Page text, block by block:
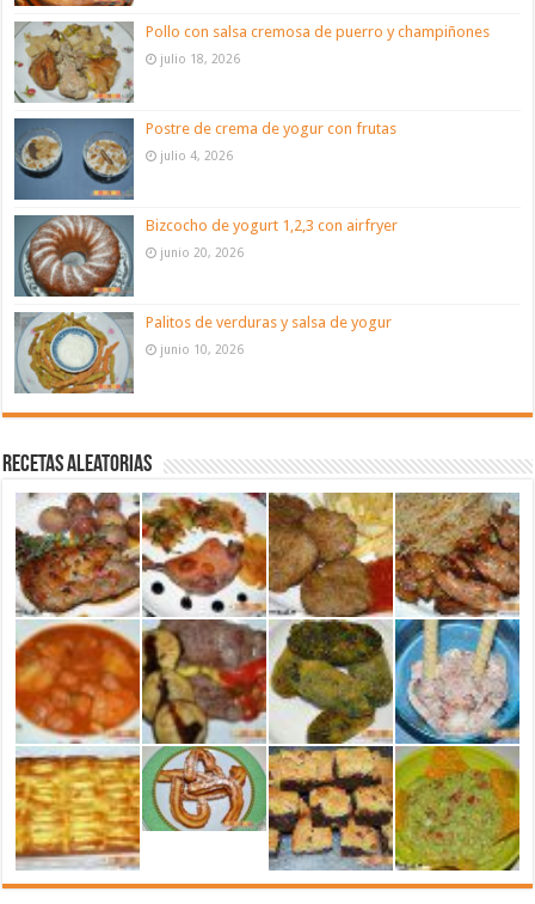
Pollo con salsa cremosa de puerro y champiñones
julio 18, 2026
Postre de crema de yogur con frutas
julio 4, 2026
Bizcocho de yogurt 1,2,3 con airfryer
junio 20, 2026
Palitos de verduras y salsa de yogur
junio 10, 2026
Recetas aleatorias